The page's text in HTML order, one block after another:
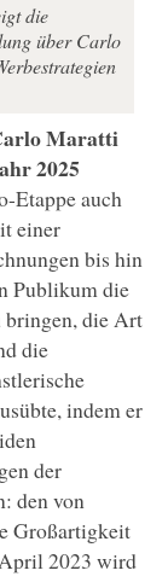
die
über Carlo
Maratti
2025
Etappe auch
einer
bis hin
Publikum die
bringen, die Art
die
indem er
der
den von
Großartigkeit
2023 wird